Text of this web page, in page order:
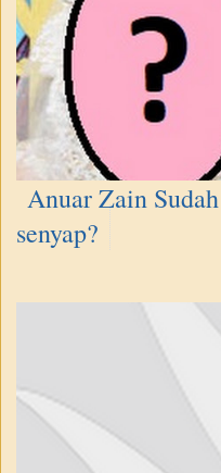
Anuar Zain
senyap?